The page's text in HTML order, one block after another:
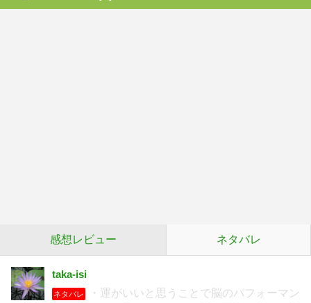
感想レビュー ネタバレ
taka-isi
ネタバレ
・運がいいと思うことで脳のパフォーマン